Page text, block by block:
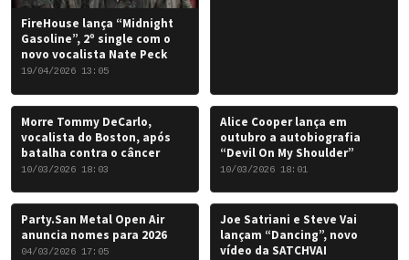
FireHouse lança “Midnight
Gasoline”, 2º single com o
novo vocalista Nate Peck
19/04/2026 13:05
Morre Tommy DeCarlo,
vocalista do Boston, após
batalha contra o câncer
10/03/2026 18:03
Alice Cooper lança em
outubro a autobiografia
“Devil On My Shoulder”
10/03/2026 18:01
Party.San Metal Open Air
anuncia nomes para 2026
04/03/2026 17:05
Joe Satriani e Steve Vai
lançam “Dancing”, novo
vídeo da SATCHVAI